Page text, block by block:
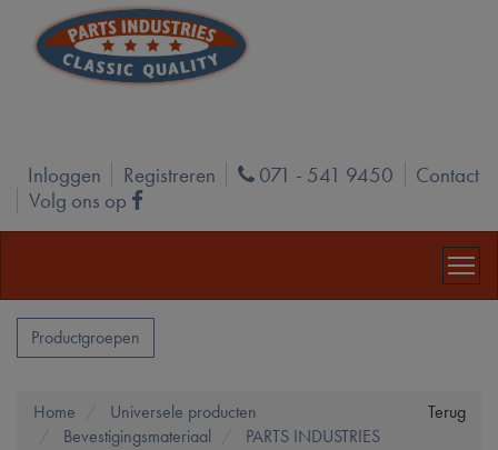
Inloggen Registreren Phone
071 - 541 9450
Contact
Volg ons op
Facebook
Productgroepen
Terug
Home
Universele producten
Bevestigingsmateriaal
PARTS INDUSTRIES